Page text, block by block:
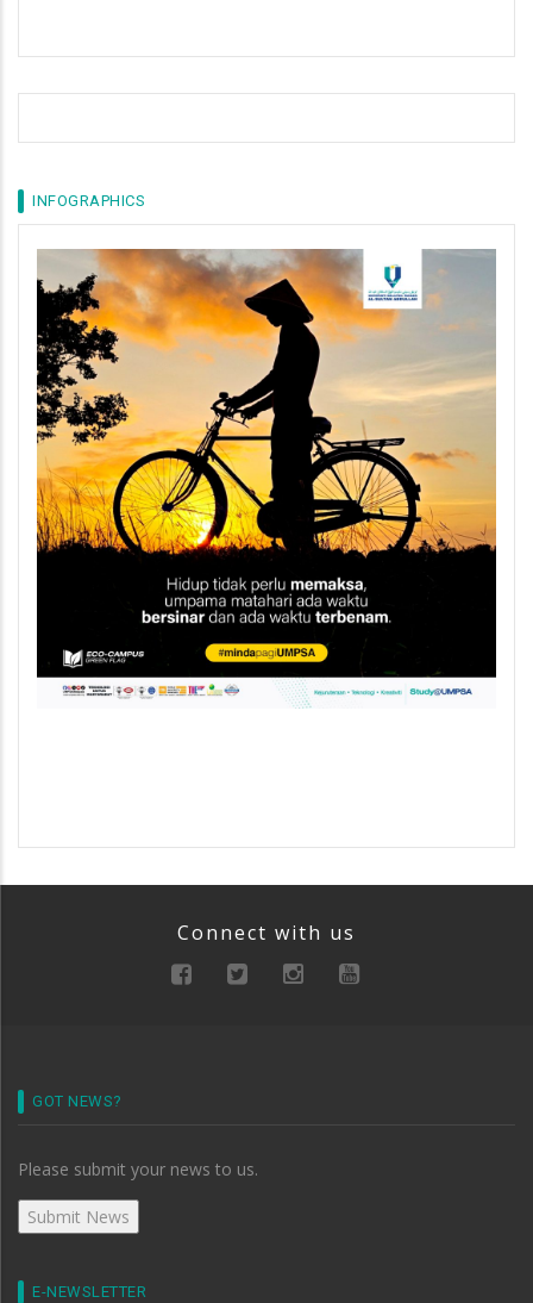
INFOGRAPHICS
Connect with us
GOT NEWS?
Please submit your news to us.
E-NEWSLETTER